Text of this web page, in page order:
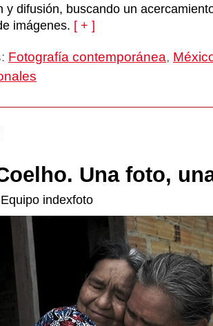
y difusión, buscando un
imágenes. [ + ]
Fotografía contemporánea,
Una foto,
indexfoto